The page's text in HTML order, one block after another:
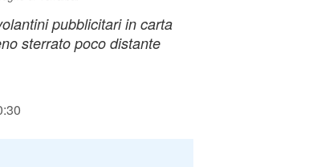
pubblicitari in carta
sterrato poco distante